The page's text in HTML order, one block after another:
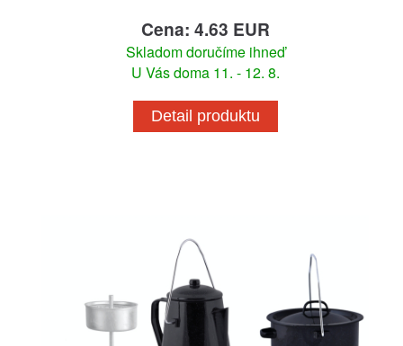
Cena: 4.63 EUR
Skladom doručíme ihneď
U Vás doma 11. - 12. 8.
Detail produktu